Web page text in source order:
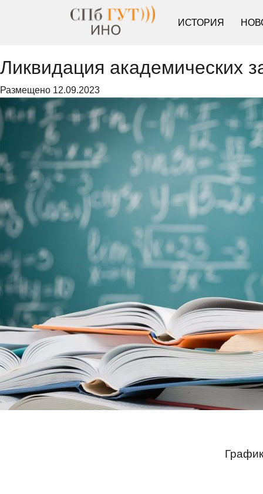
ИСТОРИЯ
Ликвидация академических
Размещено 12.09.2023